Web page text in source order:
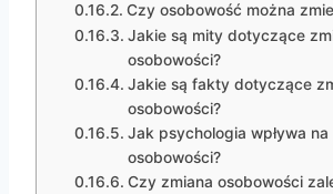
Czy osobowość można
Jakie są mity dotyczące
osobowości?
Jakie są fakty dotyczące
osobowości?
Jak psychologia wpływa na
osobowości?
Czy zmiana osobowości